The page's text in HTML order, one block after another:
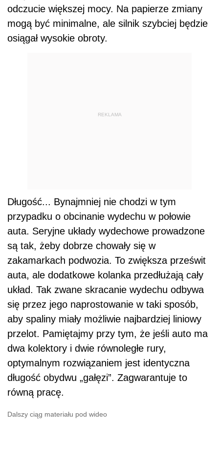
odczucie większej mocy. Na papierze zmiany
mogą być minimalne, ale silnik szybciej będzie
osiągał wysokie obroty.
REKLAMA
Długość... Bynajmniej nie chodzi w tym
przypadku o obcinanie wydechu w połowie
auta. Seryjne układy wydechowe prowadzone
są tak, żeby dobrze chowały się w
zakamarkach podwozia. To zwiększa prześwit
auta, ale dodatkowe kolanka przedłużają cały
układ. Tak zwane skracanie wydechu odbywa
się przez jego naprostowanie w taki sposób,
aby spaliny miały możliwie najbardziej liniowy
przelot. Pamiętajmy przy tym, że jeśli auto ma
dwa kolektory i dwie równoległe rury,
optymalnym rozwiązaniem jest identyczna
długość obydwu „gałęzi”. Zagwarantuje to
równą pracę.
Dalszy ciąg materiału pod wideo